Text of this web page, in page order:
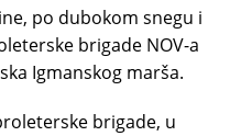
po dubokom snegu i
brigade NOV-a
Igmanskog marša.
brigade, u